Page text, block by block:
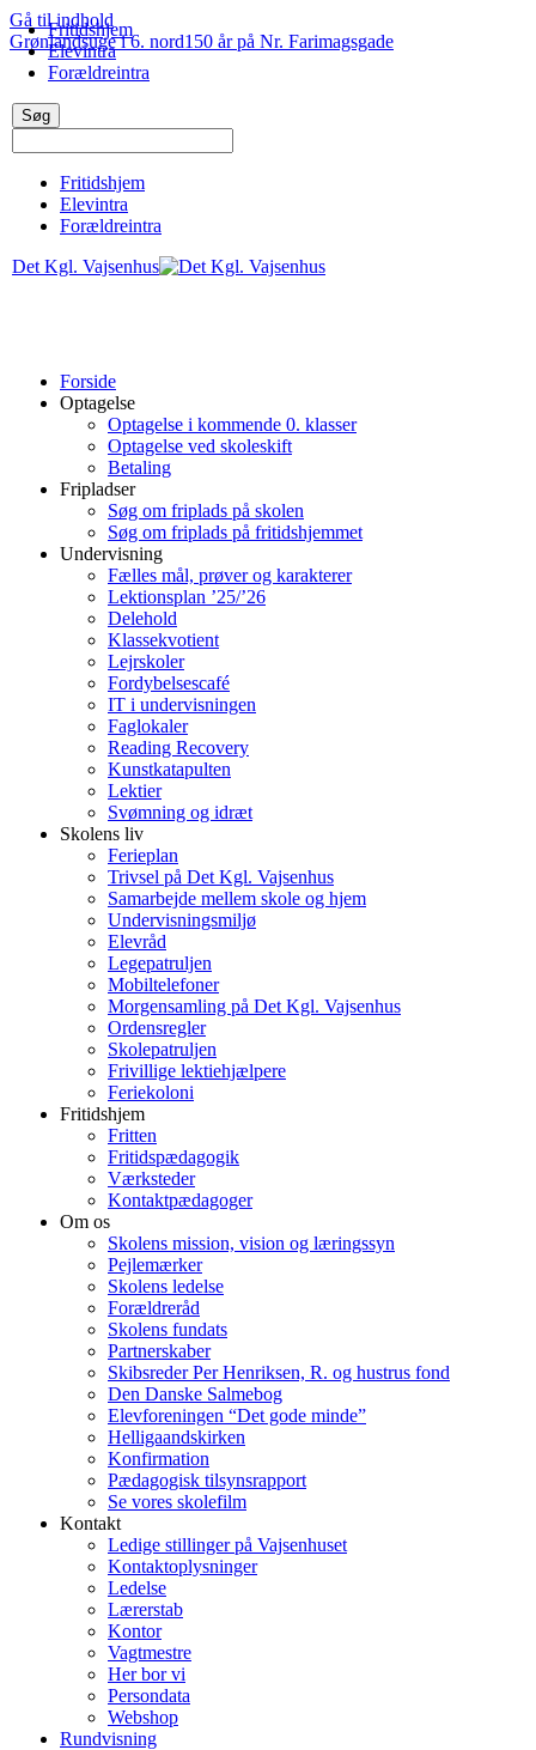
Gå til indhold
Grønlandsuge i 6. nord150 år på Nr. Farimagsgade
Fritidshjem
Elevintra
Forældreintra
Det Kgl. Vajsenhus
Forside
Optagelse
Optagelse i kommende 0. klasser
Optagelse ved skoleskift
Betaling
Fripladser
Søg om friplads på skolen
Søg om friplads på fritidshjemmet
Undervisning
Fælles mål, prøver og karakterer
Lektionsplan ’25/’26
Delehold
Klassekvotient
Lejrskoler
Fordybelsescafé
IT i undervisningen
Faglokaler
Reading Recovery
Kunstkatapulten
Lektier
Svømning og idræt
Skolens liv
Ferieplan
Trivsel på Det Kgl. Vajsenhus
Samarbejde mellem skole og hjem
Undervisningsmiljø
Elevråd
Legepatruljen
Mobiltelefoner
Morgensamling på Det Kgl. Vajsenhus
Ordensregler
Skolepatruljen
Frivillige lektiehjælpere
Feriekoloni
Fritidshjem
Fritten
Fritidspædagogik
Værksteder
Kontaktpædagoger
Om os
Skolens mission, vision og læringssyn
Pejlemærker
Skolens ledelse
Forældreråd
Skolens fundats
Partnerskaber
Skibsreder Per Henriksen, R. og hustrus fond
Den Danske Salmebog
Elevforeningen “Det gode minde”
Helligaandskirken
Konfirmation
Pædagogisk tilsynsrapport
Se vores skolefilm
Kontakt
Ledige stillinger på Vajsenhuset
Kontaktoplysninger
Ledelse
Lærerstab
Kontor
Vagtmestre
Her bor vi
Persondata
Webshop
Rundvisning
Fritidshjem
Elevintra
Forældreintra